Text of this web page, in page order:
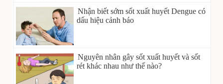
Nhận biết sớm sốt xuất huyết Dengue có
dấu hiệu cảnh báo
Nguyên nhân gây sốt xuất huyết và sốt
rét khác nhau như thế nào?